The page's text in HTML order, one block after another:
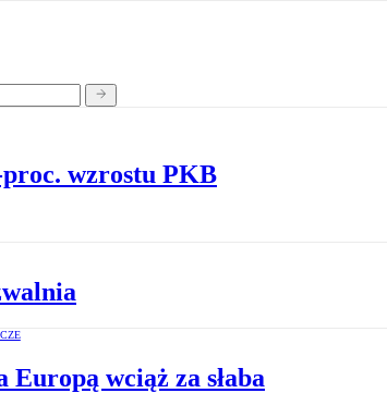
proc. wzrostu PKB
Europą wciąż za słaba